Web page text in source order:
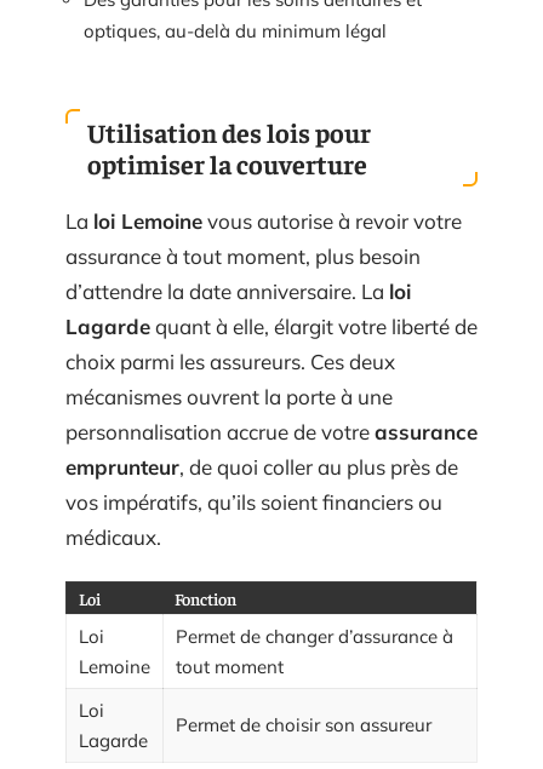
optiques, au-delà du minimum légal
Utilisation des lois pour
optimiser la couverture
La loi Lemoinevous autorise à revoir votre
assurance à tout moment, plus besoin
d’attendre la date anniversaire. La loi
Lagardequant à elle, élargit votre liberté de
choix parmi les assureurs. Ces deux
mécanismes ouvrent la porte à une
personnalisation accrue de votreassurance
emprunteur, de quoi coller au plus près de
vos impératifs, qu’ils soient financiers ou
médicaux.
Loi Fonction
Loi
Lemoine
Permet de changer d’assurance à
tout moment
Loi
Lagarde
Permet de choisir son assureur